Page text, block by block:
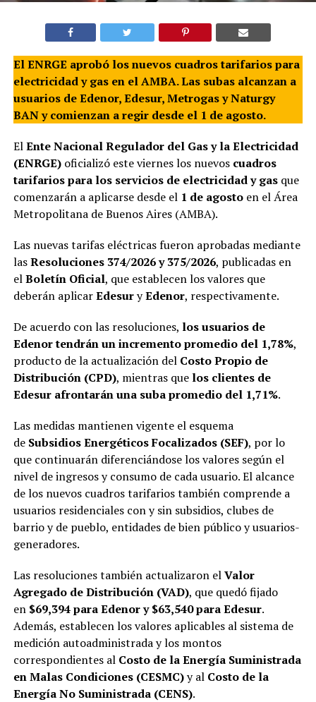
El ENRGE aprobó los nuevos cuadros tarifarios para
electricidad y gas en el AMBA. Las subas alcanzan a
usuarios de Edenor, Edesur, Metrogas y Naturgy
BAN y comienzan a regir desde el 1 de agosto.
ElEnte Nacional Regulador del Gas y la Electricidad
(ENRGE)oficializó este viernes los nuevos cuadros
tarifarios para los servicios de electricidad y gasque
comenzarán a aplicarse desde el 1 de agostoen el Área
Metropolitana de Buenos Aires (AMBA).
Las nuevas tarifas eléctricas fueron aprobadas mediante
lasResoluciones 374/2026 y 375/2026, publicadas en
elBoletín Oficial, que establecen los valores que
deberán aplicarEdesuryEdenor, respectivamente.
De acuerdo con las resoluciones, los usuarios de
Edenor tendrán un incremento promedio del 1,78%,
producto de la actualización del Costo Propio de
Distribución (CPD), mientras que los clientes de
Edesur afrontarán una suba promedio del 1,71%.
Las medidas mantienen vigente el esquema
de Subsidios Energéticos Focalizados (SEF), por lo
que continuarán diferenciándose los valores según el
nivel de ingresos y consumo de cada usuario. El alcance
de los nuevos cuadros tarifarios también comprende a
usuarios residenciales con y sin subsidios, clubes de
barrio y de pueblo, entidades de bien público y usuarios-
generadores.
Las resoluciones también actualizaron elValor
Agregado de Distribución (VAD), que quedó fijado
en $69,394 para Edenor y $63,540 para Edesur.
Además, establecen los valores aplicables al sistema de
medición autoadministrada y los montos
correspondientes al Costo de la Energía Suministrada
en Malas Condiciones (CESMC)y al Costo de la
Energía No Suministrada (CENS).